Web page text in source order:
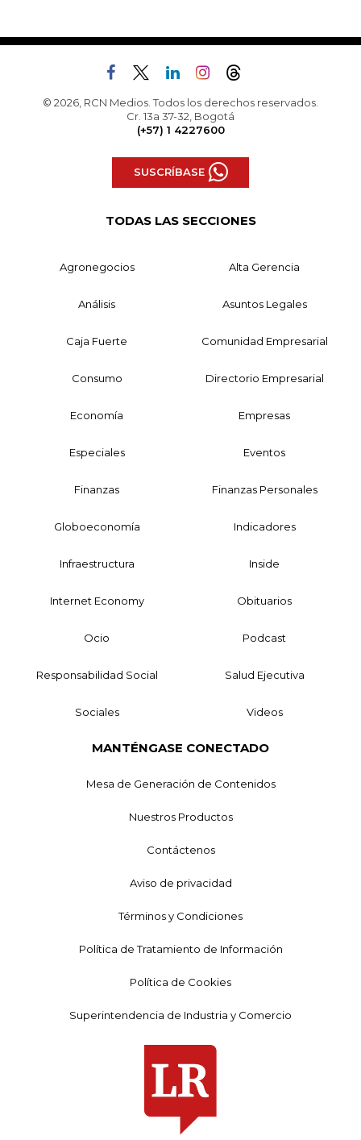
© 2026, RCN Medios. Todos los derechos reservados.
Cr. 13a 37-32, Bogotá
(+57) 1 4227600
SUSCRÍBASE
TODAS LAS SECCIONES
Agronegocios Alta Gerencia
Análisis Asuntos Legales
Caja Fuerte Comunidad Empresarial
Consumo Directorio Empresarial
Economía Empresas
Especiales Eventos
Finanzas Finanzas Personales
Globoeconomía Indicadores
Infraestructura Inside
Internet Economy Obituarios
Ocio Podcast
Responsabilidad Social Salud Ejecutiva
Sociales Videos
MANTÉNGASE CONECTADO
Mesa de Generación de Contenidos
Nuestros Productos
Contáctenos
Aviso de privacidad
Términos y Condiciones
Política de Tratamiento de Información
Política de Cookies
Superintendencia de Industria y Comercio